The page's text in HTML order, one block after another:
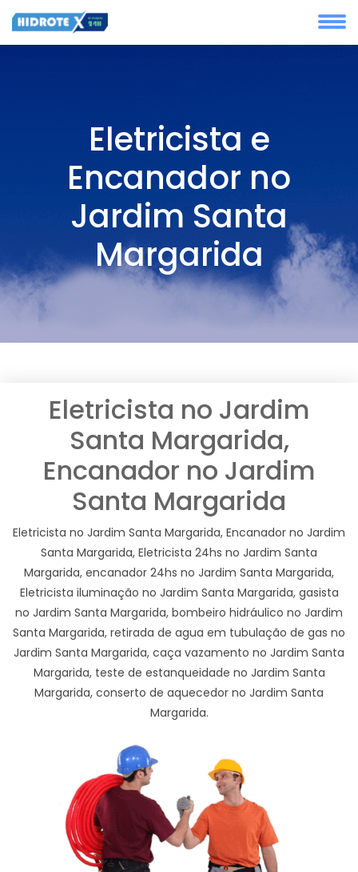
Eletricista e
Encanador no
Jardim Santa
Margarida
Eletricista no Jardim
Santa Margarida,
Encanador no Jardim
Santa Margarida
Eletricista no Jardim Santa Margarida, Encanador no Jardim
Santa Margarida, Eletricista 24hs no Jardim Santa
Margarida, encanador 24hs no Jardim Santa Margarida,
Eletricista iluminação no Jardim Santa Margarida, gasista
no Jardim Santa Margarida, bombeiro hidráulico no Jardim
Santa Margarida, retirada de agua em tubulação de gas no
Jardim Santa Margarida, caça vazamento no Jardim Santa
Margarida, teste de estanqueidade no Jardim Santa
Margarida, conserto de aquecedor no Jardim Santa
Margarida.